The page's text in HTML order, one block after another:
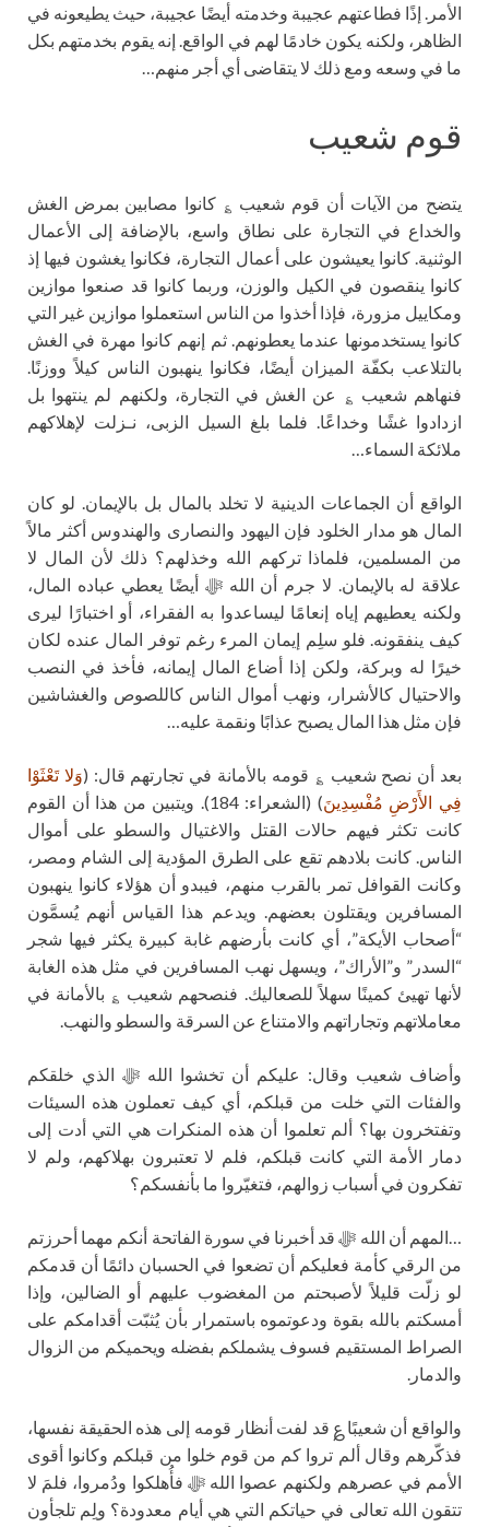
الأمر. إذًا فطاعتهم عجيبة وخدمته أيضًا عجيبة، حيث يطيعونه في
الظاهر، ولكنه يكون خادمًا لهم في الواقع. إنه يقوم بخدمتهم بكل
ما في وسعه ومع ذلك لا يتقاضى أي أجر منهم…
قوم شعيب
يتضح من الآيات أن قوم شعيب ؏ كانوا مصابين بمرض الغش
والخداع في التجارة على نطاق واسع، بالإضافة إلى الأعمال
الوثنية. كانوا يعيشون على أعمال التجارة، فكانوا يغشون فيها إذ
كانوا ينقصون في الكيل والوزن، وربما كانوا قد صنعوا موازين
ومكاييل مزورة، فإذا أخذوا من الناس استعملوا موازين غير التي
كانوا يستخدمونها عندما يعطونهم. ثم إنهم كانوا مهرة في الغش
بالتلاعب بكفّة الميزان أيضًا، فكانوا ينهبون الناس كيلاً ووزنًا.
فنهاهم شعيب ؏ عن الغش في التجارة، ولكنهم لم ينتهوا بل
ازدادوا غشًا وخداعًا. فلما بلغ السيل الزبى، نـزلت لإهلاكهم
ملائكة السماء…
الواقع أن الجماعات الدينية لا تخلد بالمال بل بالإيمان. لو كان
المال هو مدار الخلود فإن اليهود والنصارى والهندوس أكثر مالاً
من المسلمين، فلماذا تركهم الله وخذلهم؟ ذلك لأن المال لا
علاقة له بالإيمان. لا جرم أن الله ﷻ أيضًا يعطي عباده المال،
ولكنه يعطيهم إياه إنعامًا ليساعدوا به الفقراء، أو اختبارًا ليرى
كيف ينفقونه. فلو سلِم إيمان المرء رغم توفر المال عنده لكان
خيرًا له وبركة، ولكن إذا أضاع المال إيمانه، فأخذ في النصب
والاحتيال كالأشرار، ونهب أموال الناس كاللصوص والغشاشين
فإن مثل هذا المال يصبح عذابًا ونقمة عليه…
بعد أن نصح شعيب ؏ قومه بالأمانة في تجارتهم قال: (وَلا تَعْثَوْا
فِي الأَرْضِ مُفْسِدِينَ
) (الشعراء: 184). ويتبين من هذا أن القوم
كانت تكثر فيهم حالات القتل والاغتيال والسطو على أموال
الناس. كانت بلادهم تقع على الطرق المؤدية إلى الشام ومصر،
وكانت القوافل تمر بالقرب منهم، فيبدو أن هؤلاء كانوا ينهبون
المسافرين ويقتلون بعضهم. ويدعم هذا القياس أنهم يُسمَّون
“أصحاب الأيكة”، أي كانت بأرضهم غابة كبيرة يكثر فيها شجر
“السدر” و”الأراك”، ويسهل نهب المسافرين في مثل هذه الغابة
لأنها تهيئ كمينًا سهلاً للصعاليك. فنصحهم شعيب ؏ بالأمانة في
معاملاتهم وتجاراتهم والامتناع عن السرقة والسطو والنهب.
وأضاف شعيب وقال: عليكم أن تخشوا الله ﷻ الذي خلقكم
والفئات التي خلت من قبلكم، أي كيف تعملون هذه السيئات
وتفتخرون بها؟ ألم تعلموا أن هذه المنكرات هي التي أدت إلى
دمار الأمة التي كانت قبلكم، فلم لا تعتبرون بهلاكهم، ولم لا
تفكرون في أسباب زوالهم، فتغيّروا ما بأنفسكم؟
…المهم أن الله ﷻ قد أخبرنا في سورة الفاتحة أنكم مهما أحرزتم
من الرقي كأمة فعليكم أن تضعوا في الحسبان دائمًا أن قدمكم
لو زلّت قليلاً لأصبحتم من المغضوب عليهم أو الضالين، وإذا
أمسكتم بالله بقوة ودعوتموه باستمرار بأن يُثبّت أقدامكم على
الصراط المستقيم فسوف يشملكم بفضله ويحميكم من الزوال
والدمار.
والواقع أن شعيبًا ؏ قد لفت أنظار قومه إلى هذه الحقيقة نفسها،
فذكّرهم وقال ألم تروا كم من قوم خلوا من قبلكم وكانوا أقوى
الأمم في عصرهم ولكنهم عصوا الله ﷻ فأُهلكوا ودُمروا، فلمَ لا
تتقون الله تعالى في حياتكم التي هي أيام معدودة؟ ولِم تلجأون